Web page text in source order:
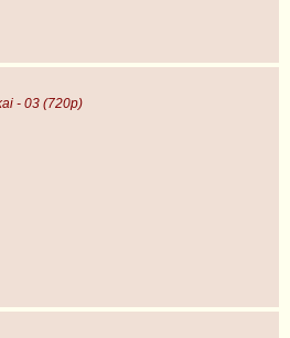
- 03 (720p)